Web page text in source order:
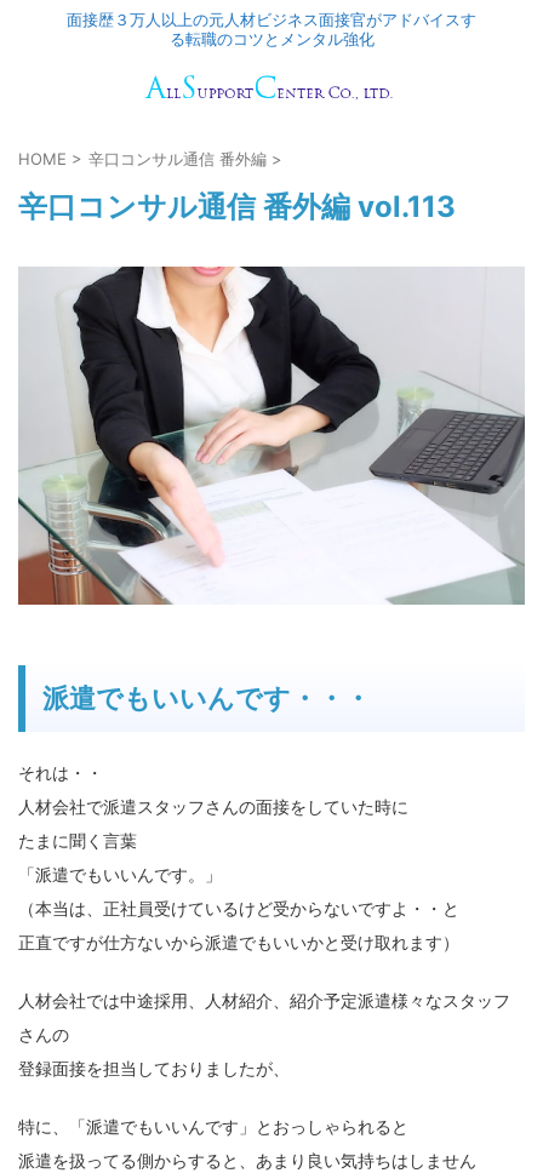
面接歴３万人以上の元人材ビジネス面接官がアドバイスす
る転職のコツとメンタル強化
HOME > 辛口コンサル通信 番外編 >
辛口コンサル通信 番外編 vol.113
派遣でもいいんです・・・
それは・・
人材会社で派遣スタッフさんの面接をしていた時に
たまに聞く言葉
「派遣でもいいんです。」
（本当は、正社員受けているけど受からないですよ・・と
正直ですが仕方ないから派遣でもいいかと受け取れます）
人材会社では中途採用、人材紹介、紹介予定派遣様々なスタッフ
さんの
登録面接を担当しておりましたが、
特に、「派遣でもいいんです」とおっしゃられると
派遣を扱ってる側からすると、あまり良い気持ちはしません